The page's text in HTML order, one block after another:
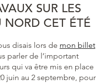
SUR LES
CET ÉTÉ
disais lors de mon billet
parler de l’important
qui va être mis en place
juin au 2 septembre, pour